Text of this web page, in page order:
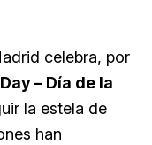
celebra, por
– Día de la
la estela de
han